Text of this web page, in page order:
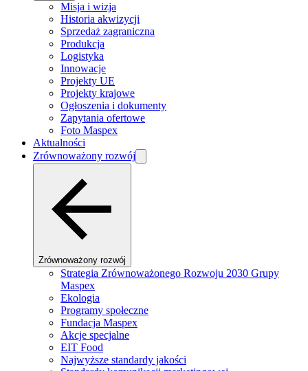
Misja i wizja
Historia akwizycji
Sprzedaż zagraniczna
Produkcja
Logistyka
Innowacje
Projekty UE
Projekty krajowe
Ogłoszenia i dokumenty
Zapytania ofertowe
Foto Maspex
Aktualności
Zrównoważony rozwój
Zrównoważony rozwój
Strategia Zrównoważonego Rozwoju 2030 Grupy
Maspex
Ekologia
Programy społeczne
Fundacja Maspex
Akcje specjalne
EIT Food
Najwyższe standardy jakości